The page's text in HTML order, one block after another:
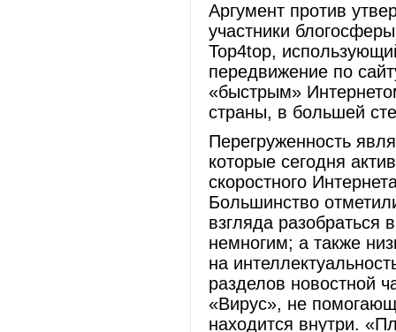
Аргумент против
участники
Top4top,
передвижение по
«быстрым»
страны, в большей
Перегруженность
которые сегодня
скоростного
Большинство
взгляда разобраться
немногим; а также
на
разделов новостной
«Вирус», не
находится внутри.